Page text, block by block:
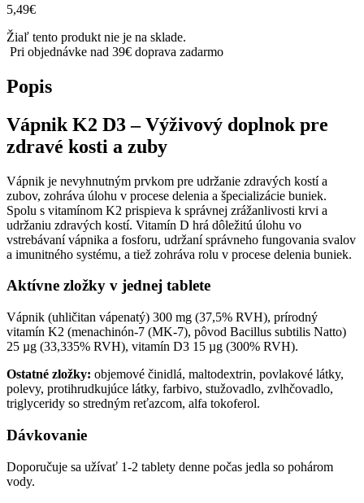
5,49€
Žiaľ tento produkt nie je na sklade.
Pri objednávke nad 39€ doprava zadarmo
Popis
Vápnik K2 D3 – Výživový doplnok pre
zdravé kosti a zuby
Vápnik je nevyhnutným prvkom pre udržanie zdravých kostí a
zubov, zohráva úlohu v procese delenia a špecializácie buniek.
Spolu s vitamínom K2 prispieva k správnej zrážanlivosti krvi a
udržaniu zdravých kostí. Vitamín D hrá dôležitú úlohu vo
vstrebávaní vápnika a fosforu, udržaní správneho fungovania svalov
a imunitného systému, a tiež zohráva rolu v procese delenia buniek.
Aktívne zložky v jednej tablete
Vápnik (uhličitan vápenatý) 300 mg (37,5% RVH), prírodný
vitamín K2 (menachinón-7 (MK-7), pôvod Bacillus subtilis Natto)
25 µg (33,335% RVH), vitamín D3 15 µg (300% RVH).
Ostatné zložky: objemové činidlá, maltodextrin, povlakové látky,
polevy, protihrudkujúce látky, farbivo, stužovadlo, zvlhčovadlo,
triglyceridy so stredným reťazcom, alfa tokoferol.
Dávkovanie
Doporučuje sa užívať 1-2 tablety denne počas jedla so pohárom
vody.